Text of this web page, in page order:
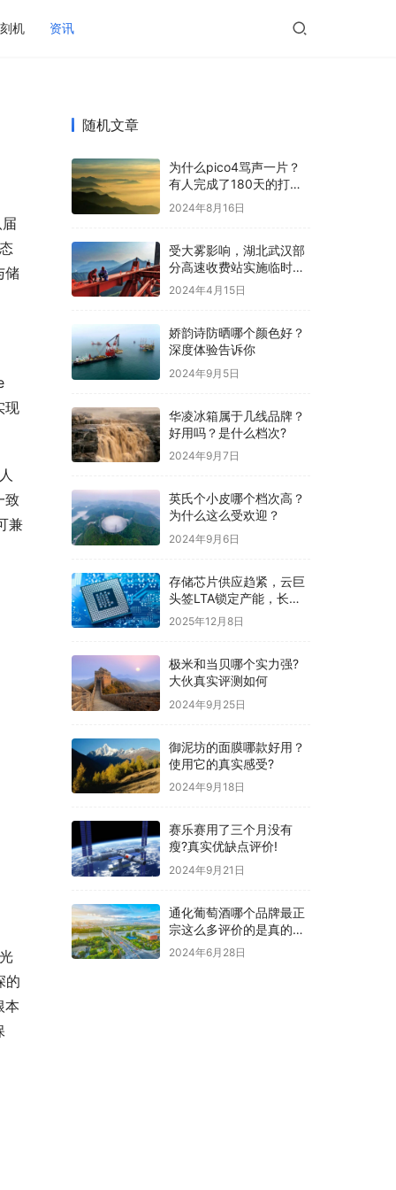
机 资讯
储
现
致
兼
的
本
随机文章
为什么pico4骂声一片？
有人完成了180天的打卡
吗？
2024年8月16日
受大雾影响，湖北武汉部
分高速收费站实施临时管
理措施
2024年4月15日
娇韵诗防晒哪个颜色好？
深度体验告诉你
2024年9月5日
华凌冰箱属于几线品牌？
好用吗？是什么档次?
2024年9月7日
英氏个小皮哪个档次高？
为什么这么受欢迎？
2024年9月6日
存储芯片供应趋紧，云巨
头签LTA锁定产能，长鑫
发布DDR5等新品筑牢国
产供应防线
2025年12月8日
极米和当贝哪个实力强?
大伙真实评测如何
2024年9月25日
御泥坊的面膜哪款好用？
使用它的真实感受?
2024年9月18日
赛乐赛用了三个月没有
瘦?真实优缺点评价!
2024年9月21日
通化葡萄酒哪个品牌最正
宗这么多评价的是真的
吗？
2024年6月28日